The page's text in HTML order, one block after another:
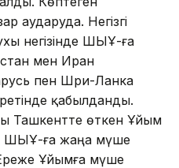
аударуда. Негізгі
негізінде ШЫҰ-ға
мен Иран
пен Шри-Ланка
қабылданды.
Ташкентте өткен Ұйым
ШЫҰ-ға жаңа мүше
Ұйымға мүше